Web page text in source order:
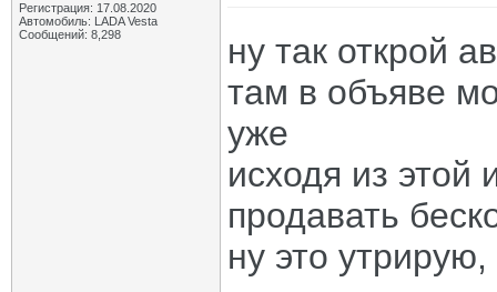
Регистрация: 17.08.2020
Автомобиль: LADA Vesta
Сообщений: 8,298
ну так открой
там в объяве
уже
исходя из
продавать
ну это